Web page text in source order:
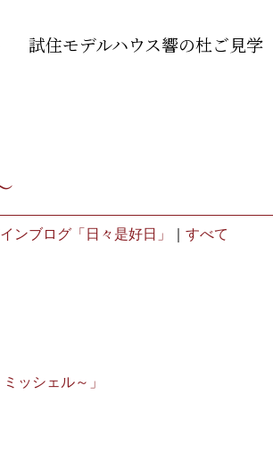
試住モデルハウス響の杜ご見学
ンブログ「日々是好日」 すべて
ッシェル～」